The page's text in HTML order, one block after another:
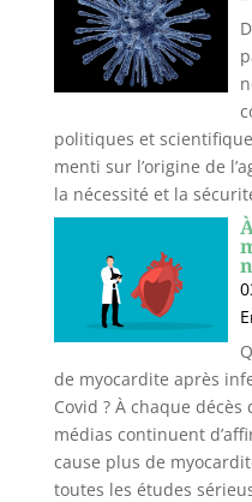
politiques et
menti sur l’origine de
la nécessité et la
de myocardite après
Covid ? À chaque
médias continuent
cause plus de
toutes les études